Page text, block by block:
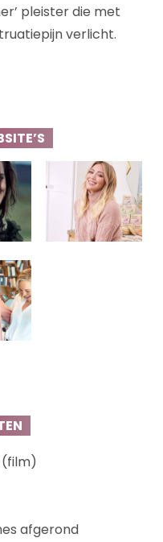
pleister die met
verlicht.
(film)
afgerond